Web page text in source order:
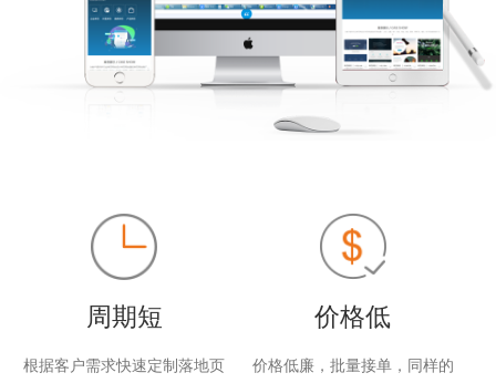
周期短
根据客户需求快速定制落地页
价格低
价格低廉，批量接单，同样的